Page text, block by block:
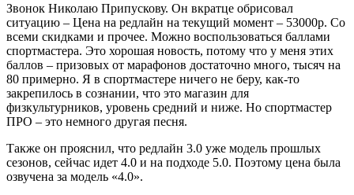
Звонок Николаю Припускову. Он вкратце обрисовал
ситуацию – Цена на редлайн на текущий момент – 53000р. Со
всеми скидками и прочее. Можно воспользоваться баллами
спортмастера. Это хорошая новость, потому что у меня этих
баллов – призовых от марафонов достаточно много, тысяч на
80 примерно. Я в спортмастере ничего не беру, как-то
закрепилось в сознании, что это магазин для
физкультурников, уровень средний и ниже. Но спортмастер
ПРО – это немного другая песня.
Также он прояснил, что редлайн 3.0 уже модель прошлых
сезонов, сейчас идет 4.0 и на подходе 5.0. Поэтому цена была
озвучена за модель «4.0».